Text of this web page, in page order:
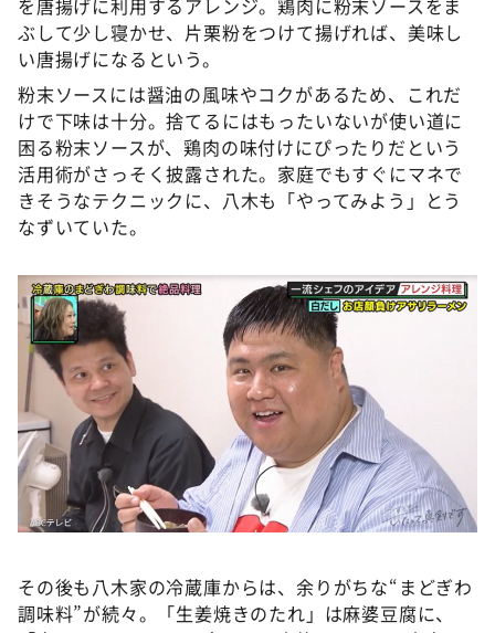
ぶして少し寝かせ、片栗粉をつけて揚げれば、美味し
い唐揚げになるという。
粉末ソースには醤油の風味やコクがあるため、これだ
けで下味は十分。捨てるにはもったいないが使い道に
困る粉末ソースが、鶏肉の味付けにぴったりだという
活用術がさっそく披露された。家庭でもすぐにマネで
きそうなテクニックに、八木も「やってみよう」とう
なずいていた。
その後も八木家の冷蔵庫からは、余りがちな“まどぎわ
調味料”が続々。「生姜焼きのたれ」は麻婆豆腐に、